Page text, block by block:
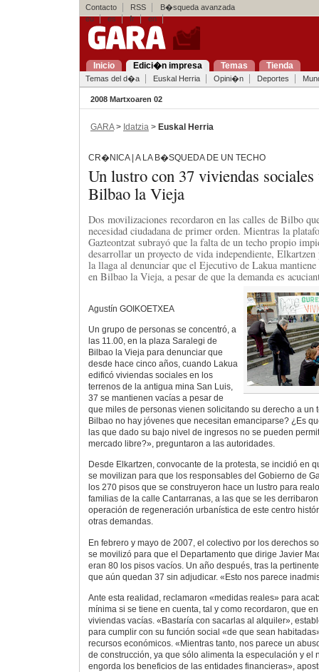
Contacto RSS
B�squeda avanzada
eu
es fr en
Inicio Edici�n impresa Temas Tienda
Temas del d�a Euskal Herria Opini�n Deportes
2008 Martxoaren 02
GARA> Idatzia > Euskal Herria
CR�NICA | A LA B�SQUEDA DE UN TECHO
Un lustro con 37 viviendas
Bilbao la Vieja
Dos movilizaciones recordaron en las calles de Bilbo
necesidad ciudadana de primer orden. Mientras la
Gazteontzat subrayó que la falta de un techo propio
desarrollar un proyecto de vida independiente, Elkartzen
la llaga al denunciar que el Ejecutivo de Lakua
en Bilbao la Vieja, a pesar de que la demanda es
Agustín GOIKOETXEA
Un grupo de personas se concentró, a
las 11.00, en la plaza Saralegi de
Bilbao la Vieja para denunciar que
desde hace cinco años, cuando Lakua
edificó viviendas sociales en los
terrenos de la antigua mina San Luis,
37 se mantienen vacías a pesar de
que miles de personas vienen solicitando su derecho a un
Bilbao no hay jóvenes que necesitan emanciparse? ¿Es
las que dado su bajo nivel de ingresos no se pueden
mercado libre?», preguntaron a las autoridades.
Desde Elkartzen, convocante de la protesta, se incidió en
se movilizan para que los responsables del Gobierno de
los 270 pisos que se construyeron hace un lustro para
familias de la calle Cantarranas, a las que se les
operación de regeneración urbanística de este centro
otras demandas.
En febrero y mayo de 2007, el colectivo por los derechos
se movilizó para que el Departamento que dirige Javier
eran 80 los pisos vacíos. Un año después, tras la
que aún quedan 37 sin adjudicar. «Esto nos parece
Ante esta realidad, reclamaron «medidas reales» para
mínima si se tiene en cuenta, tal y como recordaron, que
viviendas vacías. «Bastaría con sacarlas al alquiler»,
para cumplir con su función social «de que sean
recursos económicos. «Mientras tanto, nos parece un
de construcción, ya que sólo alimenta la especulación y el
engorda los beneficios de las entidades financieras»,